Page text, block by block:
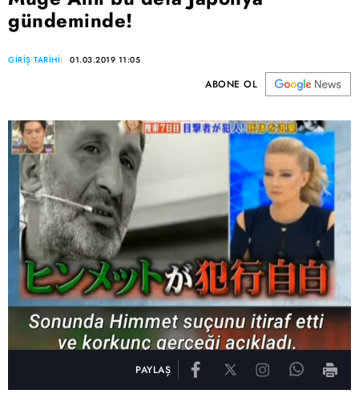
gündeminde!
GİRİŞ TARİHİ: 01.03.2019 11:05
ABONE OL
PAYLAŞ